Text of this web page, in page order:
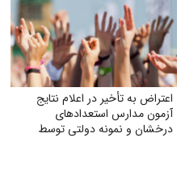
اعتراض به تأخیر در اعلام نتایج
آزمون مدارس استعدادهای
درخشان و نمونه دولتی توسط